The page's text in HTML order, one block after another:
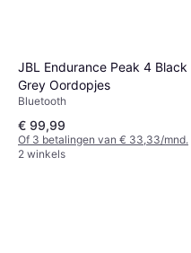
JBL Endurance Peak 4 Black
Grey Oordopjes
Bluetooth
€ 99,99
Of 3 betalingen van € 33,33/mnd.
2 winkels